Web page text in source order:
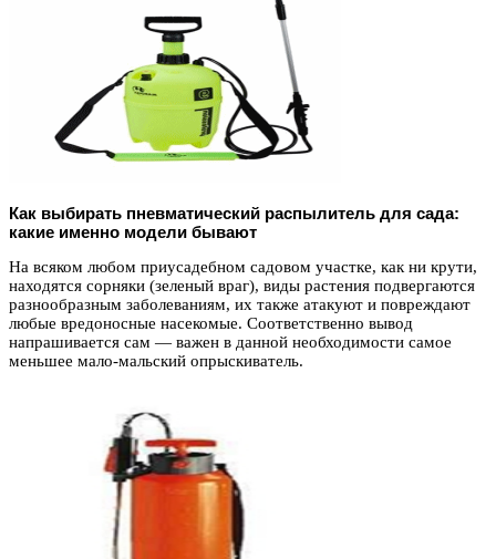
Как выбирать пневматический распылитель для сада:
какие именно модели бывают
На всяком любом приусадебном садовом участке, как ни крути,
находятся сорняки (зеленый враг), виды растения подвергаются
разнообразным заболеваниям, их также атакуют и повреждают
любые вредоносные насекомые. Соответственно вывод
напрашивается сам — важен в данной необходимости самое
меньшее мало-мальский опрыскиватель.